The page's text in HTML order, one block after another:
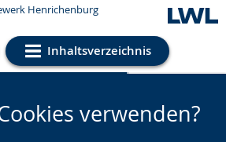
Henrichenburg
Inhaltsverzeichnis
Einstellungen
verwenden?